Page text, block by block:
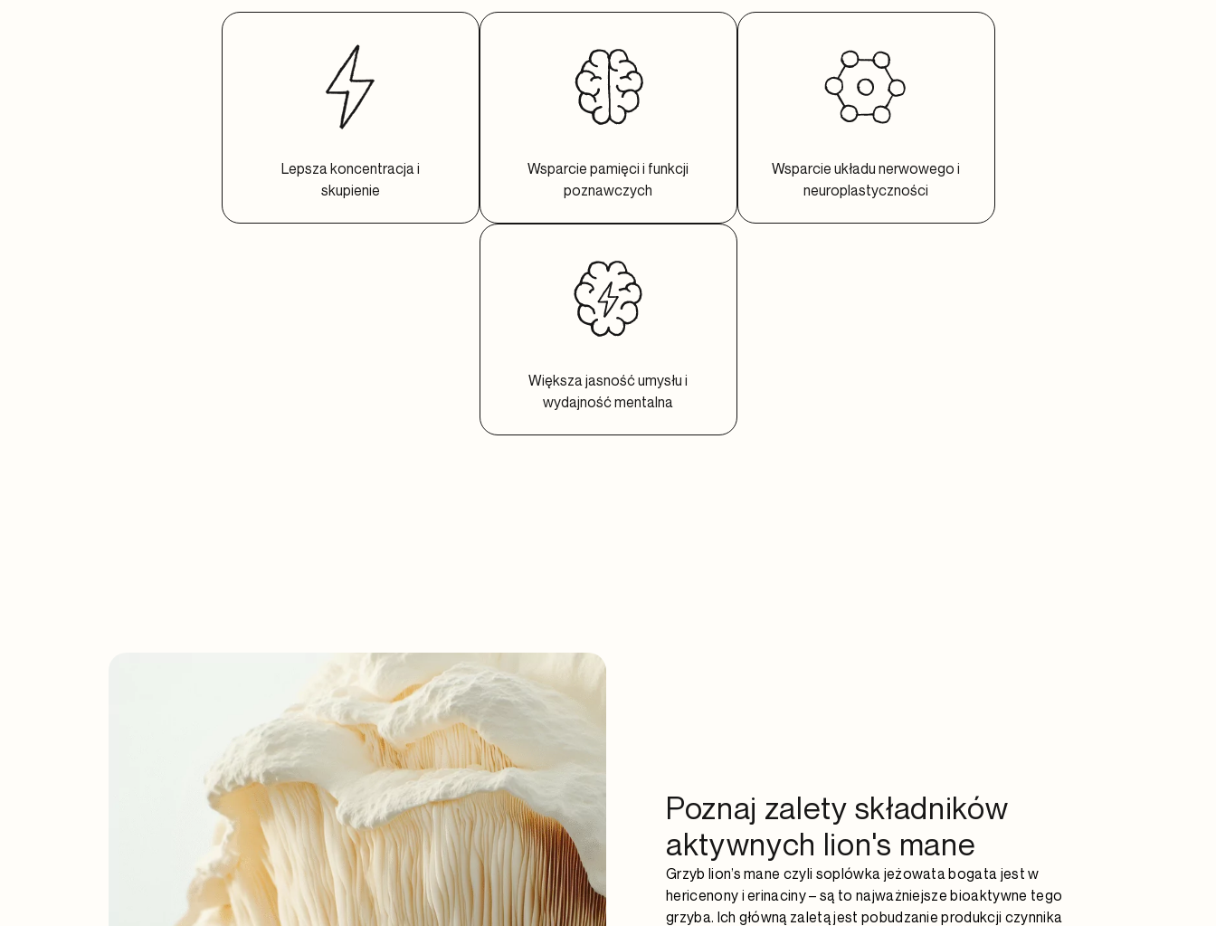
Lepsza koncentracja i
skupienie
Wsparcie pamięci i funkcji
poznawczych
Wsparcie układu nerwowego i
neuroplastyczności
Większa jasność umysłu i
wydajność mentalna
Poznaj zalety składników
aktywnych lion's mane
Grzyb lion’s mane czyli soplówka jeżowata bogata jest w
hericenony i erinaciny – są to najważniejsze bioaktywne tego
grzyba. Ich główną zaletą jest pobudzanie produkcji czynnika